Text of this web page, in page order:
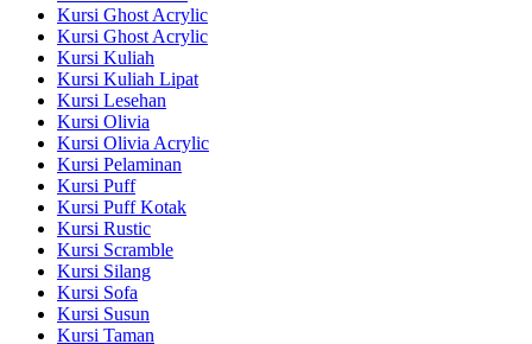
Kursi Ghost Acrylic
Kursi Ghost Acrylic
Kursi Kuliah
Kursi Kuliah Lipat
Kursi Lesehan
Kursi Olivia
Kursi Olivia Acrylic
Kursi Pelaminan
Kursi Puff
Kursi Puff Kotak
Kursi Rustic
Kursi Scramble
Kursi Silang
Kursi Sofa
Kursi Susun
Kursi Taman